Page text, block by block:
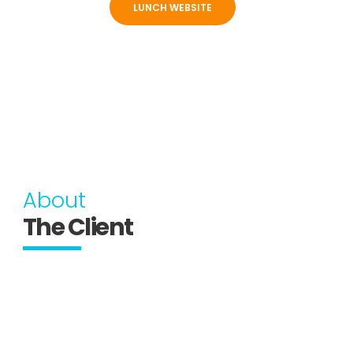
LUNCH WEBSITE
About
The Client